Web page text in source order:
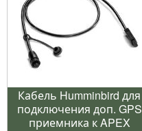
Кабель Humminbird для
подключения доп. GPS
приемника к APEX